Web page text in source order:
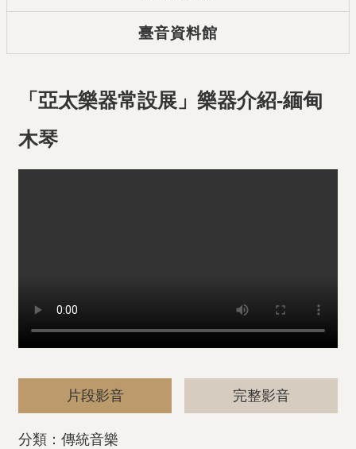
臺音資料館
「亞太樂器常設展」樂器介紹-緬甸
木琴
片段影音 完整影音
分類：傳統音樂